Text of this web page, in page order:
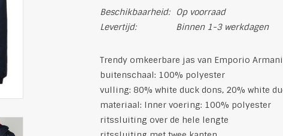
Beschikbaarheid:
Op voorraad
Levertijd:
Binnen 1-3 werkdagen
Trendy omkeerbare jas van Emporio Armani
buitenschaal: 100% polyester
vulling: 80% white duck dons, 20% white
materiaal: Inner voering: 100% polyester
ritssluiting over de hele lengte